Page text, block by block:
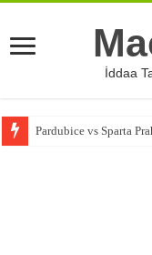
İddaa
Pardubice vs Sparta